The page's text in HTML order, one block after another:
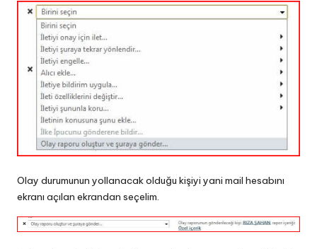
Olay durumunun yollanacak olduğu kişiyi yani mail hesabını
ekranı açılan ekrandan seçelim.